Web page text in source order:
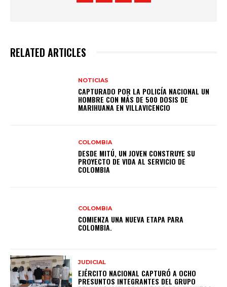
RELATED ARTICLES
NOTICIAS
CAPTURADO POR LA POLICÍA NACIONAL UN
HOMBRE CON MÁS DE 500 DOSIS DE
MARIHUANA EN VILLAVICENCIO
COLOMBIA
DESDE MITÚ, UN JOVEN CONSTRUYE SU
PROYECTO DE VIDA AL SERVICIO DE
COLOMBIA
COLOMBIA
COMIENZA UNA NUEVA ETAPA PARA
COLOMBIA.
JUDICIAL
EJÉRCITO NACIONAL CAPTURÓ A OCHO
PRESUNTOS INTEGRANTES DEL GRUPO